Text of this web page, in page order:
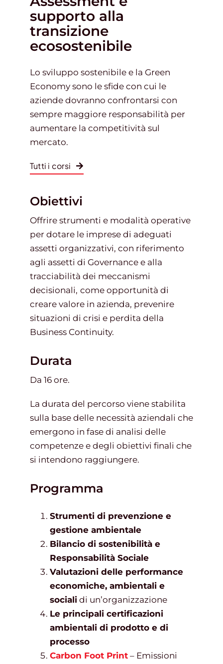
Gestione d’impresa
Contatti
Chi siamo
supporto alla
transizione
ecosostenibile
Lo sviluppo sostenibile e la Green
Economy sono le sfide con cui le
aziende dovranno confrontarsi con
sempre maggiore responsabilità per
aumentare la competitività sul
mercato.
Tutti i corsi
Obiettivi
Offrire strumenti e modalità operative
per dotare le imprese di adeguati
assetti organizzativi, con riferimento
agli assetti di Governance e alla
tracciabilità dei meccanismi
decisionali, come opportunità di
creare valore in azienda, prevenire
situazioni di crisi e perdita della
Business Continuity.
Durata
Da 16 ore.
La durata del percorso viene stabilita
sulla base delle necessità aziendali che
emergono in fase di analisi delle
competenze e degli obiettivi finali che
si intendono raggiungere.
Programma
Strumenti di prevenzione e
gestione ambientale
Bilancio di sostenibilità e
Responsabilità Sociale
Valutazioni delle performance
economiche, ambientali e
socialidi un’organizzazione
Le principali certificazioni
ambientali di prodotto e di
processo
Carbon Foot Print– Emissioni